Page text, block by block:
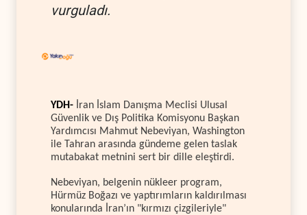
vurguladı.
YDH- İran İslam Danışma Meclisi Ulusal
Güvenlik ve Dış Politika Komisyonu Başkan
Yardımcısı Mahmut Nebeviyan, Washington
ile Tahran arasında gündeme gelen taslak
mutabakat metnini sert bir dille eleştirdi.
Nebeviyan, belgenin nükleer program,
Hürmüz Boğazı ve yaptırımların kaldırılması
konularında İran’ın "kırmızı çizgileriyle"